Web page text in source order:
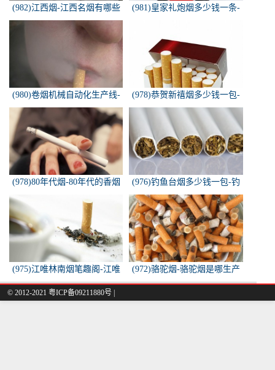
(982)江西烟-江西名烟有哪些
(981)皇家礼炮烟多少钱一条-
(980)卷烟机械自动化生产线-
中国烟草机械集团
(978)恭贺新禧烟多少钱一包-
恭贺新禧香烟有细支的多少钱
一盒？
(978)80年代烟-80年代的香烟
(976)钓鱼台烟多少钱一包-钓
鱼台烟多少钱一包
(975)江唯林南烟笔趣阁-江唯
林南烟小说叫什么名字？
(972)骆驼烟-骆驼烟是哪生产
的
© 2012-2021 粤ICP备09211880号 |